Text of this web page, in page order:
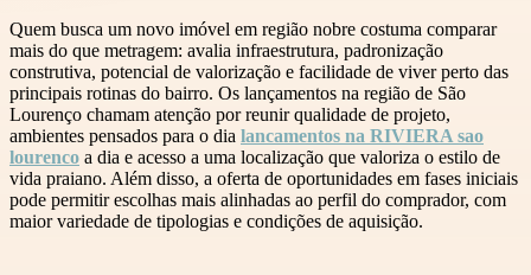
Quem busca um novo imóvel em região nobre costuma comparar
mais do que metragem: avalia infraestrutura, padronização
construtiva, potencial de valorização e facilidade de viver perto das
principais rotinas do bairro. Os lançamentos na região de São
Lourenço chamam atenção por reunir qualidade de projeto,
ambientes pensados para o dia lancamentos na RIVIERA sao
lourenco a dia e acesso a uma localização que valoriza o estilo de
vida praiano. Além disso, a oferta de oportunidades em fases iniciais
pode permitir escolhas mais alinhadas ao perfil do comprador, com
maior variedade de tipologias e condições de aquisição.